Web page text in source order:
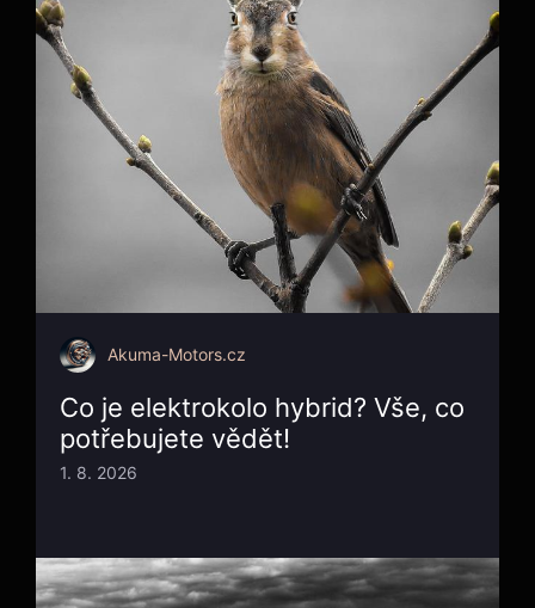
Akuma-Motors.cz
Co je elektrokolo hybrid? Vše, co
potřebujete vědět!
1. 8. 2026